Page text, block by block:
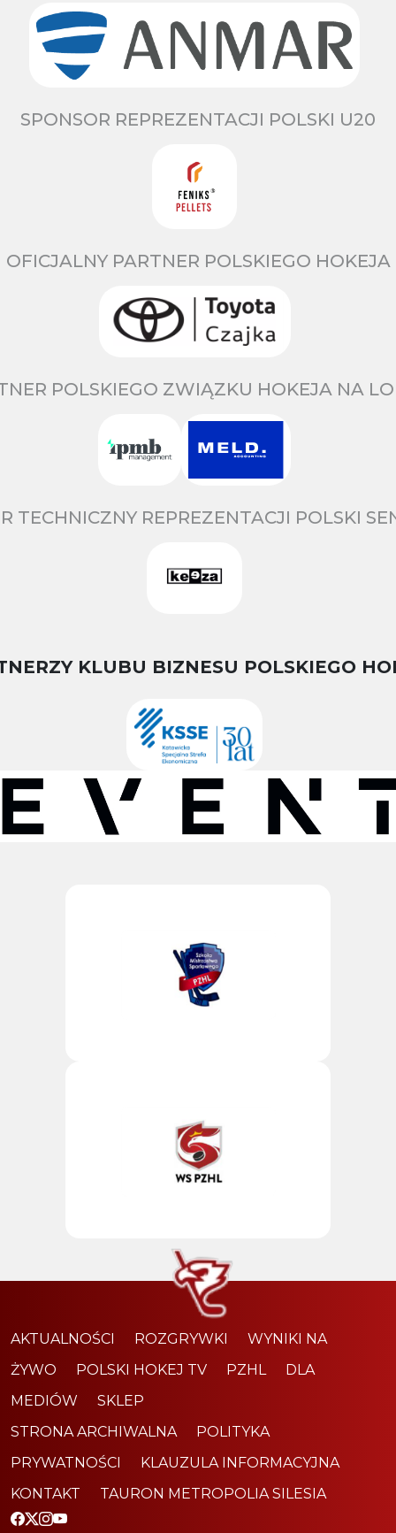
SPONSOR REPREZENTACJI POLSKI U20
OFICJALNY PARTNER POLSKIEGO HOKEJA
POLSKIEGO ZWIĄZKU HOKEJA NA
TECHNICZNY REPREZENTACJI POLSKI
KLUBU BIZNESU POLSKIEGO
AKTUALNOŚCI ROZGRYWKI
WYNIKI NA
ŻYWO
POLSKI HOKEJ TV PZHL
DLA
MEDIÓW
SKLEP
STRONA ARCHIWALNA
POLITYKA
PRYWATNOŚCI
KLAUZULA INFORMACYJNA
KONTAKT
TAURON METROPOLIA SILESIA